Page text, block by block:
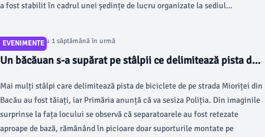
a fost stabilit în cadrul unei ședințe de lucru organizate la sediul
Inspectoratului pentru Situații de Urgență „Maior Constantin Ene”, Poliției
Locale, Instituției Prefectului, Direcției de Sănătate Publică, Direcției
Teritorial de Muncă, Agenției Naționale Împotriva Traficului de Persoane și
organizatorii festivalului.
EVENIMENTE
Articol postat cu 1 săptămână în urmă
Un băcăuan s-a supărat pe stâlpii ce delimitează pista de
a găsi făptașul
Mai mulți stâlpi care delimitează pista de biciclete de pe strada Mioriței din
Bacău au fost tăiați, iar Primăria anunță că va sesiza Poliția. Din imaginile
surprinse la fața locului se observă că separatoarele au fost retezate
aproape de bază, rămânând în picioare doar suporturile montate pe